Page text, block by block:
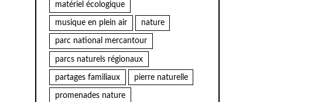
matériel écologique
musique en plein air nature
parc national mercantour
parcs naturels régionaux
partages familiaux pierre naturelle
promenades nature